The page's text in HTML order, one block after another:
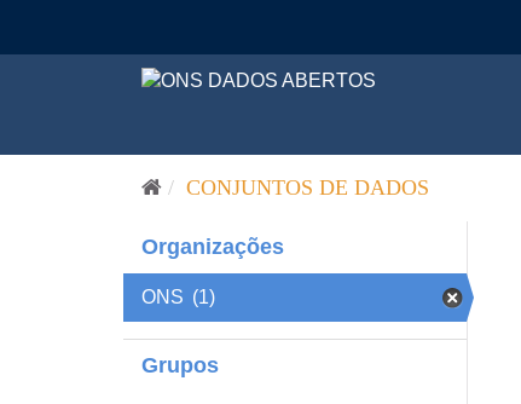
CONJUNTOS DE DADOS
Organizações
ONS (1)
Grupos